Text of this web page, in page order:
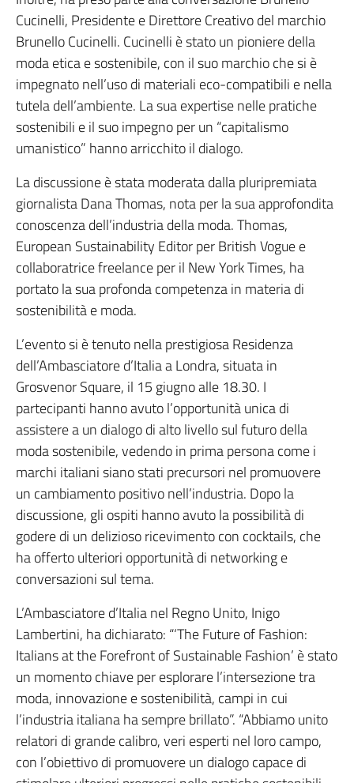
Cucinelli, Presidente e Direttore Creativo del marchio
Brunello Cucinelli. Cucinelli è stato un pioniere della
moda etica e sostenibile, con il suo marchio che si è
impegnato nell’uso di materiali eco-compatibili e nella
tutela dell’ambiente. La sua expertise nelle pratiche
sostenibili e il suo impegno per un “capitalismo
umanistico” hanno arricchito il dialogo.
La discussione è stata moderata dalla pluripremiata
giornalista Dana Thomas, nota per la sua approfondita
conoscenza dell’industria della moda. Thomas,
European Sustainability Editor per British Vogue e
collaboratrice freelance per il New York Times, ha
portato la sua profonda competenza in materia di
sostenibilità e moda.
L’evento si è tenuto nella prestigiosa Residenza
dell’Ambasciatore d’Italia a Londra, situata in
Grosvenor Square, il 15 giugno alle 18.30. I
partecipanti hanno avuto l’opportunità unica di
assistere a un dialogo di alto livello sul futuro della
moda sostenibile, vedendo in prima persona come i
marchi italiani siano stati precursori nel promuovere
un cambiamento positivo nell’industria. Dopo la
discussione, gli ospiti hanno avuto la possibilità di
godere di un delizioso ricevimento con cocktails, che
ha offerto ulteriori opportunità di networking e
conversazioni sul tema.
L’Ambasciatore d’Italia nel Regno Unito, Inigo
Lambertini, ha dichiarato: “‘The Future of Fashion:
Italians at the Forefront of Sustainable Fashion’ è stato
un momento chiave per esplorare l’intersezione tra
moda, innovazione e sostenibilità, campi in cui
l’industria italiana ha sempre brillato”. “Abbiamo unito
relatori di grande calibro, veri esperti nel loro campo,
con l’obiettivo di promuovere un dialogo capace di